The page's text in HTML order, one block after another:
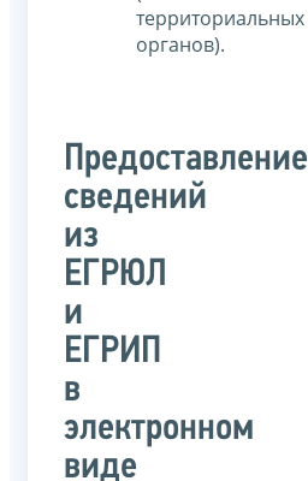
территориальных
органов).
Предоставление
сведений
из
ЕГРЮЛ
и
ЕГРИП
в
электронном
виде